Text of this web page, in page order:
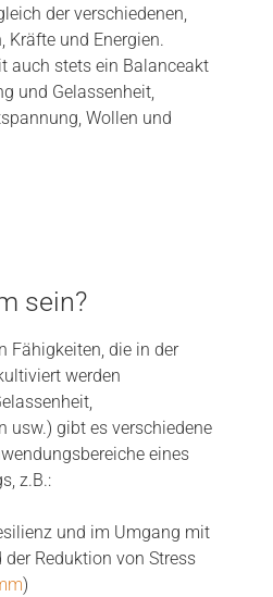
der verschiedenen,
Kräfte und Energien.
auch stets ein Balanceakt
und Gelassenheit,
Wollen und
sein?
Fähigkeiten, die in der
werden
usw.) gibt es verschiedene
eines
z.B.:
und im Umgang mit
der Reduktion von Stress
)